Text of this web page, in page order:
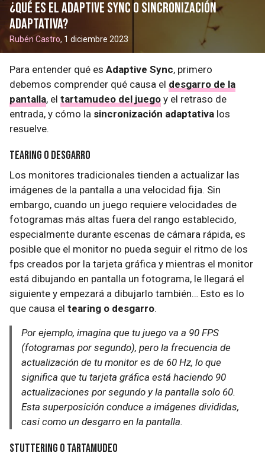
¿Qué es el Adaptive Sync o sincronización
adaptativa?
Rubén Castro, 1 diciembre 2023
Para entender qué es Adaptive Sync, primero
debemos comprender qué causa el desgarro de la
pantalla, el tartamudeo del juego y el retraso de
entrada, y cómo la sincronización adaptativa los
resuelve.
Tearing o desgarro
Los monitores tradicionales tienden a actualizar las
imágenes de la pantalla a una velocidad fija. Sin
embargo, cuando un juego requiere velocidades de
fotogramas más altas fuera del rango establecido,
especialmente durante escenas de cámara rápida, es
posible que el monitor no pueda seguir el ritmo de los
fps creados por la tarjeta gráfica y mientras el monitor
está dibujando en pantalla un fotograma, le llegará el
siguiente y empezará a dibujarlo también… Esto es lo
que causa el tearing o desgarro.
Por ejemplo, imagina que tu juego va a 90 FPS
(fotogramas por segundo), pero la frecuencia de
actualización de tu monitor es de 60 Hz, lo que
significa que tu tarjeta gráfica está haciendo 90
actualizaciones por segundo y la pantalla solo 60.
Esta superposición conduce a imágenes divididas,
casi como un desgarro en la pantalla.
Stuttering o tartamudeo